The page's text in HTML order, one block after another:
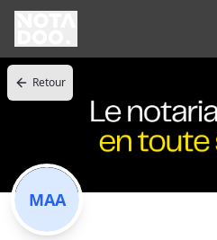
Retour
MAA